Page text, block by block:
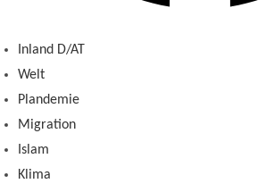
Inland D/AT
Welt
Plandemie
Migration
Islam
Klima